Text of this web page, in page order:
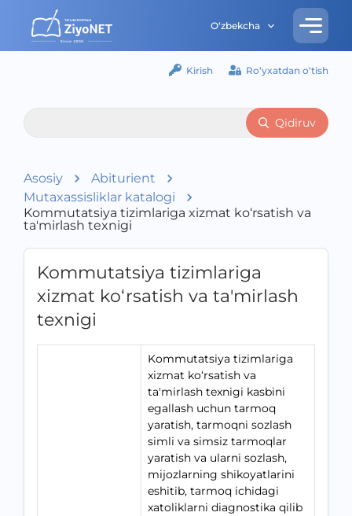
O‘zbekcha
Kirish Ro‘yxatdan o‘tish
Qidiruv
Asosiy
Abiturient
Mutaxassisliklar katalogi
Kommutatsiya tizimlariga xizmat ko‘rsatish va
ta'mirlash texnigi
Kommutatsiya tizimlariga
xizmat ko‘rsatish va ta'mirlash
texnigi
Kommutatsiya tizimlariga
xizmat ko‘rsatish va
ta'mirlash texnigi kasbini
egallash uchun tarmoq
yaratish, tarmoqni sozlash
simli va simsiz tarmoqlar
yaratish va ularni sozlash,
mijozlarning shikoyatlarini
eshitib, tarmoq ichidagi
xatoliklarni diagnostika qilib